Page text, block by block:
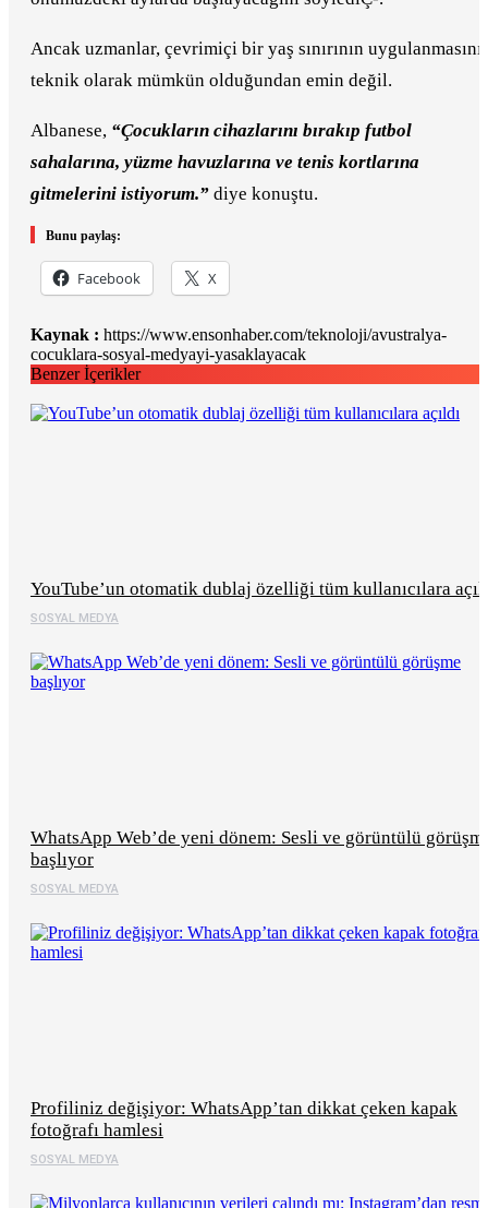
Ancak uzmanlar, çevrimiçi bir yaş sınırının
teknik olarak mümkün olduğundan emin değil.
Albanese, “Çocukların cihazlarını bırakıp futbol
sahalarına, yüzme havuzlarına ve tenis kortlarına
gitmelerini istiyorum.” diye konuştu.
Bunu paylaş:
Facebook X
Kaynak : https://www.ensonhaber.com/teknoloji/avustralya-
cocuklara-sosyal-medyayi-yasaklayacak
Benzer İçerikler
SOSYAL MEDYA
YouTube’un otomatik dublaj özelliği tüm kullanıcılara
SOSYAL MEDYA
WhatsApp Web’de yeni dönem: Sesli ve görüntülü
başlıyor
SOSYAL MEDYA
Profiliniz değişiyor: WhatsApp’tan dikkat çeken kapak
fotoğrafı hamlesi